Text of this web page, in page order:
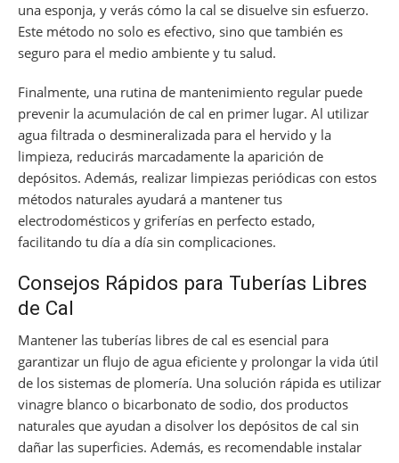
una esponja, y verás cómo la cal se disuelve sin esfuerzo.
Este método no solo es efectivo, sino que también es
seguro para el medio ambiente y tu salud.
Finalmente, una rutina de mantenimiento regular puede
prevenir la acumulación de cal en primer lugar. Al utilizar
agua filtrada o desmineralizada para el hervido y la
limpieza, reducirás marcadamente la aparición de
depósitos. Además, realizar limpiezas periódicas con estos
métodos naturales ayudará a mantener tus
electrodomésticos y griferías en perfecto estado,
facilitando tu día a día sin complicaciones.
Consejos Rápidos para Tuberías Libres
de Cal
Mantener las tuberías libres de cal es esencial para
garantizar un flujo de agua eficiente y prolongar la vida útil
de los sistemas de plomería. Una solución rápida es utilizar
vinagre blanco o bicarbonato de sodio, dos productos
naturales que ayudan a disolver los depósitos de cal sin
dañar las superficies. Además, es recomendable instalar